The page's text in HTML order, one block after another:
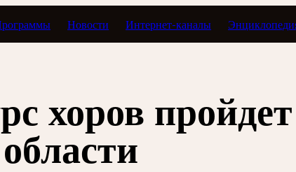
Новости Интернет-каналы
хоров пройдет